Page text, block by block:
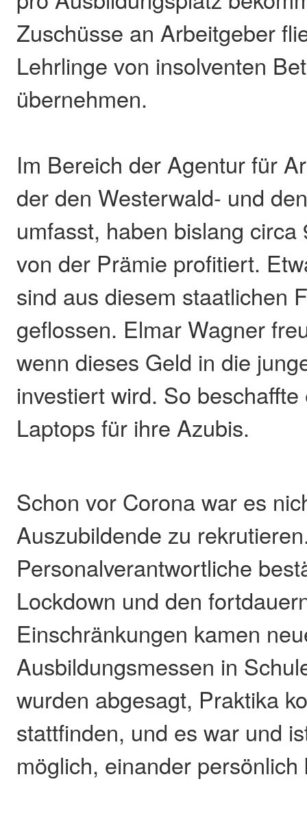
Zuschüsse an Arbeitgeber
Lehrlinge von insolventen
übernehmen.
Im Bereich der Agentur für
der den Westerwald- und
umfasst, haben bislang
von der Prämie profitiert.
sind aus diesem staatlichen
geflossen. Elmar Wagner
wenn dieses Geld in die
investiert wird. So
Laptops für ihre Azubis.
Schon vor Corona war es
Auszubildende zu
Personalverantwortliche
Lockdown und den
Einschränkungen kamen
Ausbildungsmessen in
wurden abgesagt, Praktika
stattfinden, und es war und
möglich, einander